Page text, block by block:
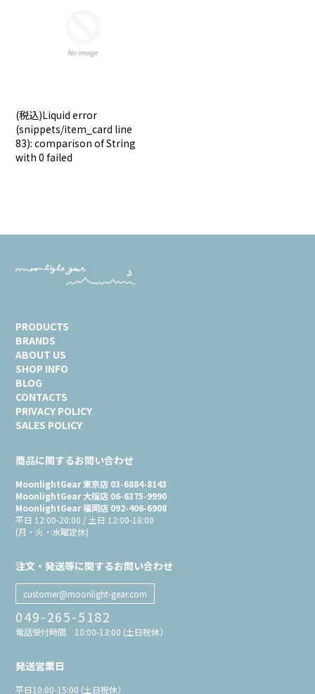
(税込)Liquid error
(snippets/item_card line
83): comparison of String
with 0 failed
PRODUCTS
BRANDS
ABOUT US
SHOP INFO
BLOG
CONTACTS
PRIVACY POLICY
SALES POLICY
商品に関するお問い合わせ
MoonlightGear 東京店 03-6884-8143
MoonlightGear 大阪店 06-6375-9990
MoonlightGear 福岡店 092-406-6908
平日 12:00-20:00 / 土日 12:00-18:00
(月・火・水曜定休)
注文・発送等に関するお問い合わせ
customer@moonlight-gear.com
049-265-5182
電話受付時間 10:00-13:00 (土日祝休）
発送営業日
平日10:00-15:00 (土日祝休）